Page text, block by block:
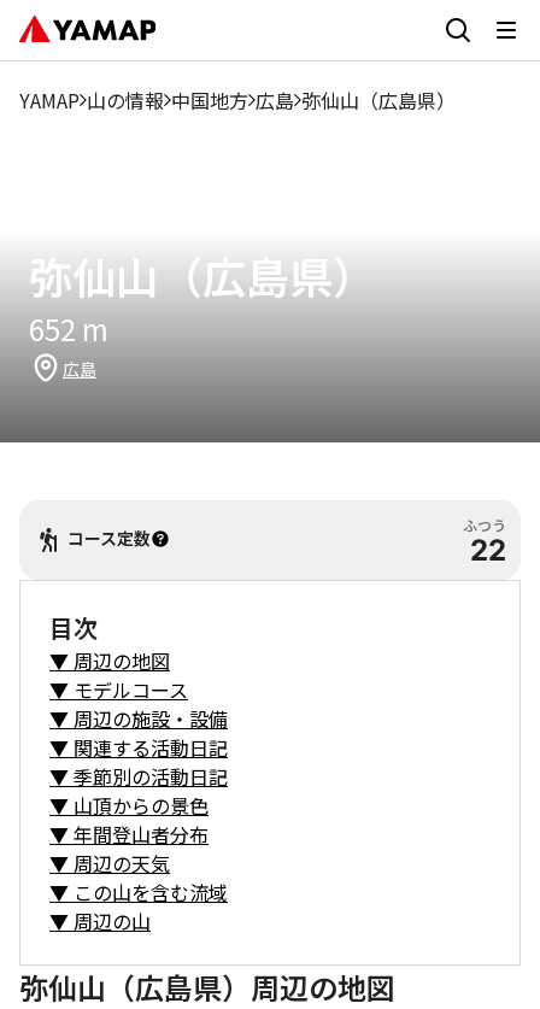
YAMAP 山の情報 中国地方 広島 弥仙山（広島県）
弥仙山（広島県）
652 m
広島
コース定数
ふつう
22
目次
▼ 周辺の地図
▼ モデルコース
▼ 周辺の施設・設備
▼ 関連する活動日記
▼季節別の活動日記
▼ 山頂からの景色
▼年間登山者分布
▼ 周辺の天気
▼ この山を含む流域
▼ 周辺の山
弥仙山（広島県）周辺の地図
1月 2月 3月 4月 5月 6月 8月 9月
9.1%18.19%22.23%7.08%10.11%3.04% 0%5.06%